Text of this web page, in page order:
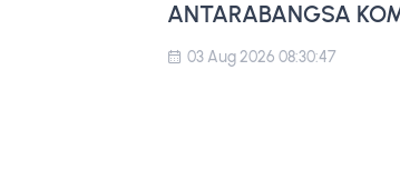
ANTARABANGSA
03 Aug 2026 08:30:47